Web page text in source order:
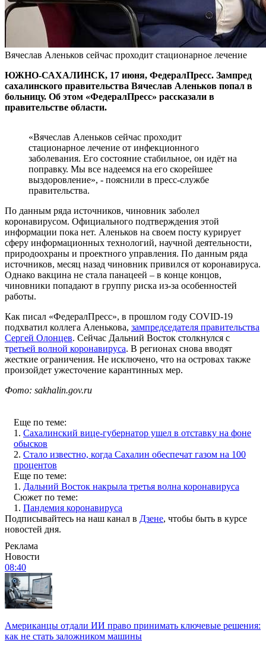
Вячеслав Аленьков сейчас проходит стационарное лечение
ЮЖНО-САХАЛИНСК, 17 июня, ФедералПресс. Зампред
сахалинского правительства Вячеслав Аленьков попал в
больницу. Об этом «ФедералПресс» рассказали в
правительстве области.
«Вячеслав Аленьков сейчас проходит
стационарное лечение от инфекционного
заболевания. Его состояние стабильное, он идёт на
поправку. Мы все надеемся на его скорейшее
выздоровление», - пояснили в пресс-службе
правительства.
По данным ряда источников, чиновник заболел
коронавирусом. Официального подтверждения этой
информации пока нет. Аленьков на своем посту курирует
сферу информационных технологий, научной деятельности,
природоохраны и проектного управления. По данным ряда
источников, месяц назад чиновник привился от коронавируса.
Однако вакцина не стала панацеей – в конце концов,
чиновники попадают в группу риска из-за особенностей
работы.
Как писал «ФедералПресс», в прошлом году COVID-19
подхватил коллега Аленькова, зампредседателя правительства
Сергей Олонцев. Сейчас Дальний Восток столкнулся с
третьей волной коронавируса. В регионах снова вводят
жесткие ограничения. Не исключено, что на островах также
произойдет ужесточение карантинных мер.
Фото: sakhalin.gov.ru
Еще по теме:
1. Сахалинский вице-губернатор ушел в отставку на фоне
обысков
2. Стало известно, когда Сахалин обеспечат газом на 100
процентов
Еще по теме:
1. Дальний Восток накрыла третья волна коронавируса
Сюжет по теме:
1. Пандемия коронавируса
Подписывайтесь на наш канал в Дзене, чтобы быть в курсе
новостей дня.
Реклама
Новости
08:40
Американцы отдали ИИ право принимать ключевые решения:
как не стать заложником машины